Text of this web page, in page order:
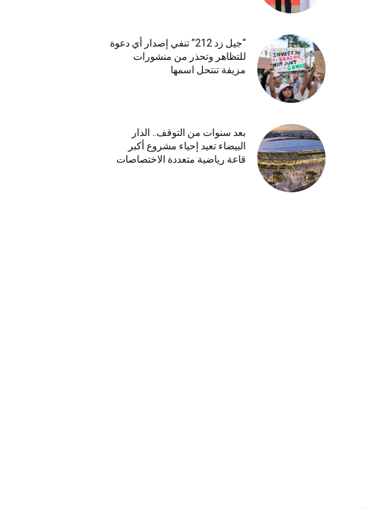
“جيل زد 212” تنفي إصدار أي دعوة
للتظاهر وتحذر من منشورات
مزيفة تنتحل اسمها
بعد سنوات من التوقف.. الدار
البيضاء تعيد إحياء مشروع أكبر
قاعة رياضية متعددة الاختصاصات